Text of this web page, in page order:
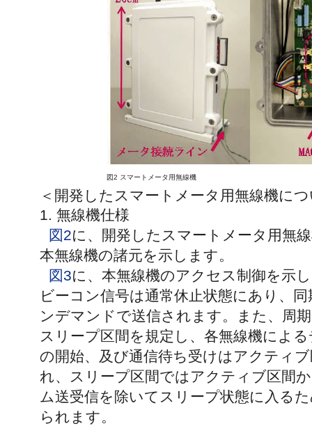
図2 スマートメータ用無線機
＜開発したスマートメータ用無線機に
1. 無線機仕様
図2に、開発したスマートメータ用無
本無線機の諸元を示します。
図3に、本無線機のアクセス制御を示
ビーコン信号は通常休止状態にあり、
ンデマンドで送信されます。また、周
スリープ区間を規定し、各無線機によ
の開始、及び通信待ち受けはアクティ
れ、スリープ区間ではアクティブ区間
ム送受信を除いてスリープ状態に入る
られます。